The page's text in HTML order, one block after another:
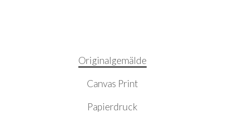
Originalgemälde
Canvas Print
Papierdruck